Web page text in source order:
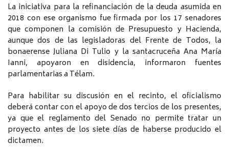
La iniciativa para la refinanciación de la deuda asumida en
2018 con ese organismo fue firmada por los 17 senadores
que componen la comisión de Presupuesto y Hacienda,
aunque dos de las legisladoras del Frente de Todos, la
bonaerense Juliana Di Tulio y la santacruceña Ana María
Ianni, apoyaron en disidencia, informaron fuentes
parlamentarias a Télam.
Para habilitar su discusión en el recinto, el oficialismo
deberá contar con el apoyo de dos tercios de los presentes,
ya que el reglamento del Senado no permite tratar un
proyecto antes de los siete días de haberse producido el
dictamen.